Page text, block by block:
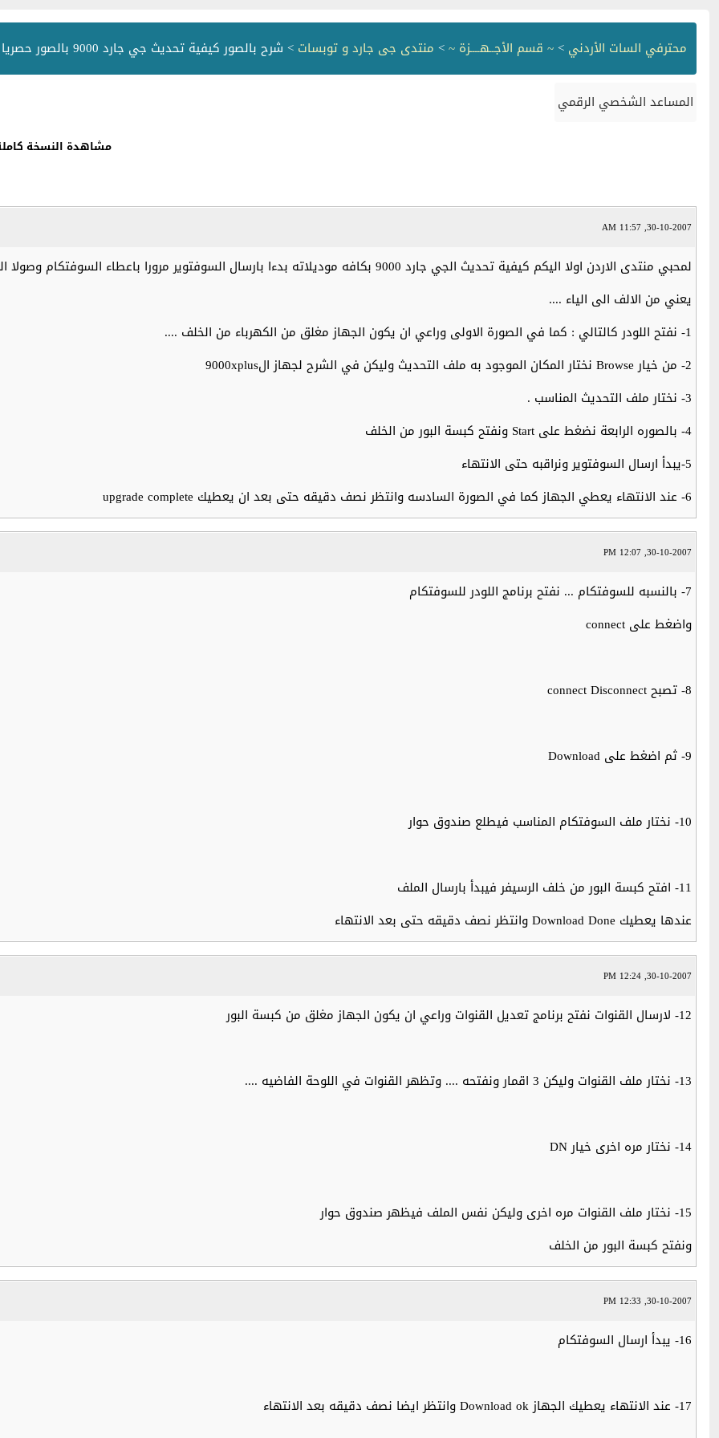
محترفي السات الأردني >~ قسم الأجــهــــزة ~> منتدى جى جارد و توبسات > شرح بالصور كيفية تحديث جي جارد 9000 بالصور حصريا للاردن اولا
المساعد الشخصي الرقمي
مشاهدة النسخة
30-10-2007, 11:57 AM
لمحبي منتدى الاردن اولا اليكم كيفية تحديث الجي جارد 9000 بكافه موديلاته بدءا بارسال السوفتوير مرورا باعطاء السوفتكام وصولا الى ارسال القنوات
يعني من الالف الى الياء ....
1- نفتح اللودر كالتالي : كما في الصورة الاولى وراعي ان يكون الجهاز مغلق من الكهرباء من الخلف ....
2- من خيار Browse نختار المكان الموجود به ملف التحديث وليكن في الشرح لجهاز ال9000xplus
3- نختار ملف التحديث المناسب .
4- بالصوره الرابعة نضغط على Start ونفتح كبسة البور من الخلف
5-يبدأ ارسال السوفتوير ونراقبه حتى الانتهاء
6- عند الانتهاء يعطي الجهاز كما في الصورة السادسه وانتظر نصف دقيقه حتى بعد ان يعطيك upgrade complete
30-10-2007, 12:07 PM
7- بالنسبه للسوفتكام ... نفتح برنامج اللودر للسوفتكام
واضغط على connect
8- تصبح connect Disconnect
9- ثم اضغط على Download
10- نختار ملف السوفتكام المناسب فيطلع صندوق حوار
11- افتح كبسة البور من خلف الرسيفر فيبدأ بارسال الملف
عندها يعطيك Download Done وانتظر نصف دقيقه حتى بعد الانتهاء
30-10-2007, 12:24 PM
12- لارسال القنوات نفتح برنامج تعديل القنوات وراعي ان يكون الجهاز مغلق من كبسة البور
13- نختار ملف القنوات وليكن 3 اقمار ونفتحه .... وتظهر القنوات في اللوحة الفاضيه ....
14- نختار مره اخرى خيار DN
15- نختار ملف القنوات مره اخرى وليكن نفس الملف فيظهر صندوق حوار
ونفتح كبسة البور من الخلف
30-10-2007, 12:33 PM
16- يبدأ ارسال السوفتكام
17- عند الانتهاء يعطيك الجهاز Download ok وانتظر ايضا نصف دقيقه بعد الانتهاء